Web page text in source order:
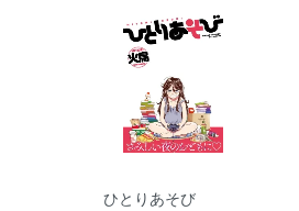
ひとりあそび